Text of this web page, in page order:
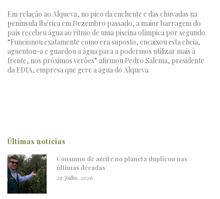
Em relação ao Alqueva, no pico da enchente e das chuvadas na
península Ibérica em Dezembro passado, a maior barragem do
país recebeu água ao ritmo de uma piscina olímpica por segundo.
“Funcionou exatamente como era suposto, encaixou esta cheia,
aguentou-a e guardou a água para a podermos utilizar mais à
frente, nos próximos verões” afirmou Pedro Salema, presidente
da EDIA, empresa que gere a água do Alqueva.
Últimas notícias
Consumo de azeite no planeta duplicou nas
últimas décadas
29 Julho, 2026